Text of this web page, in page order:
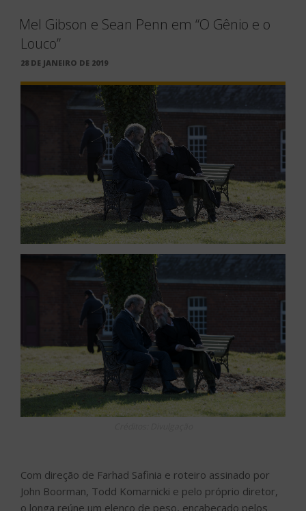
Mel Gibson e Sean Penn em “O Gênio e o
Louco”
PUBLICADO
28 DE JANEIRO DE 2019
Com direção de Farhad Safinia e roteiro assinado por
John Boorman, Todd Komarnicki e pelo próprio diretor,
o longa reúne um elenco de peso, encabeçado pelos